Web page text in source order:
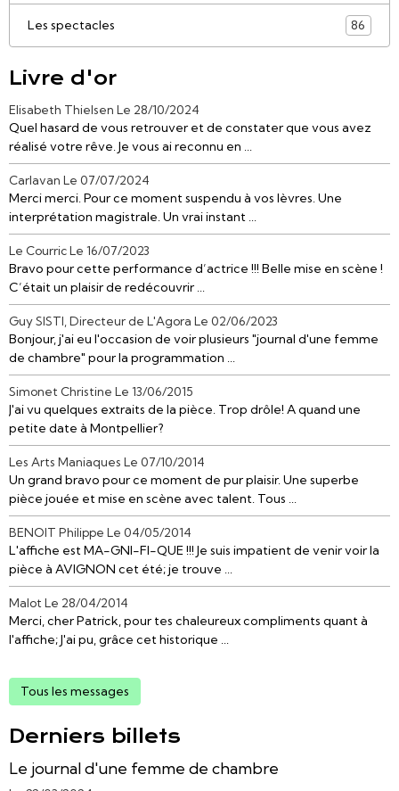
Les spectacles 86
Livre d'or
Elisabeth Thielsen Le 28/10/2024
Quel hasard de vous retrouver et de constater que vous avez
réalisé votre rêve. Je vous ai reconnu en ...
Carlavan Le 07/07/2024
Merci merci. Pour ce moment suspendu à vos lèvres. Une
interprétation magistrale. Un vrai instant ...
Le CourricLe 16/07/2023
Bravo pour cette performance d’actrice !!! Belle mise en scène !
C’était un plaisir de redécouvrir ...
Guy SISTI, Directeur de L'Agora Le 02/06/2023
Bonjour, j'ai eu l'occasion de voir plusieurs "journal d'une femme
de chambre" pour la programmation ...
Simonet Christine Le 13/06/2015
J'ai vu quelques extraits de la pièce. Trop drôle! A quand une
petite date à Montpellier?
Les Arts Maniaques Le 07/10/2014
Un grand bravo pour ce moment de pur plaisir. Une superbe
pièce jouée et mise en scène avec talent. Tous ...
BENOIT Philippe Le 04/05/2014
L'affiche est MA-GNI-FI-QUE !!! Je suis impatient de venir voir la
pièce à AVIGNON cet été; je trouve ...
Malot Le 28/04/2014
Merci, cher Patrick, pour tes chaleureux compliments quant à
l'affiche; J'ai pu, grâce cet historique ...
Tous les messages
Derniers billets
Le journal d'une femme de chambre